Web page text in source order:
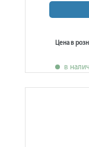
Цена в
в